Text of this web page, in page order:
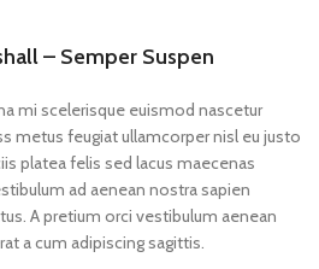
– Semper Suspen
mi scelerisque euismod nascetur
metus feugiat ullamcorper nisl eu justo
platea felis sed lacus maecenas
ad aenean nostra sapien
A pretium orci vestibulum aenean
a cum adipiscing sagittis.